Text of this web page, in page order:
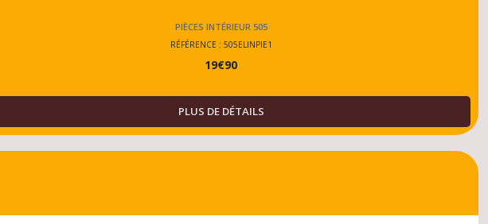
PIÈCES INTÉRIEUR 505
RÉFÉRENCE : 505ELINPIE1
19€90
PLUS DE DÉTAILS